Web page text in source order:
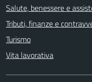
Salute, benessere e
Tributi, finanze e
Turismo
Vita lavorativa